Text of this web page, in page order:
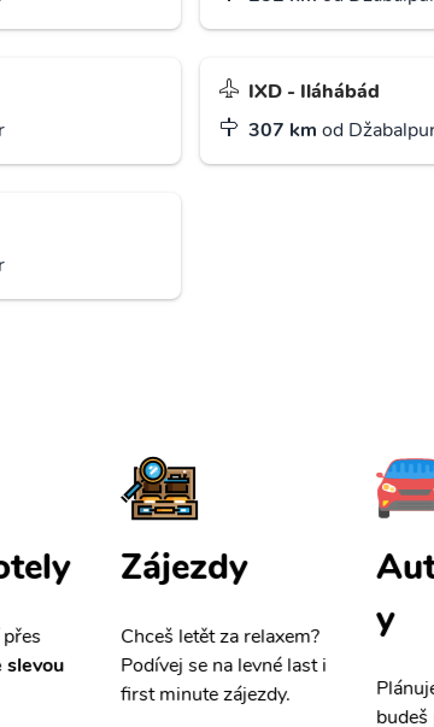
IXD - Iláhábád
307 km od
slevou
Zájezdy
Chceš letět za relaxem?
Podívej se na levné last i
first minute zájezdy.
y
budeš